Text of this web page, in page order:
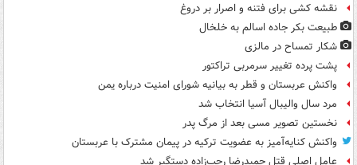
نقشه کشی برای فتنه و اصرار بر دروغ
طبیعت بکر جاده اسالم به خلخال
شکار تمساح در مالزی
پشت پرده تغییر سرمربی تراکتور
واکنش عربستان و قطر به بیانیه شورای امنیت درباره یمن
مرد سال والیبال آسیا انتخاب شد
نخستین تصویر مسی بعد از مرگ پدر
واکنش کنایه‌آمیز به عضویت ترکیه در پیمان مشترک با عربستان
عامل اصلی قتل حمیدرضا رجب‌زاده دستگیر شد